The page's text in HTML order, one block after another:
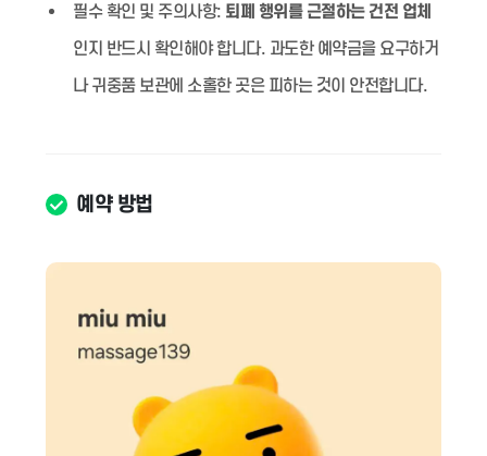
필수 확인 및 주의사항: 퇴폐 행위를 근절하는 건전 업체
인지 반드시 확인해야 합니다. 과도한 예약금을 요구하거
나 귀중품 보관에 소홀한 곳은 피하는 것이 안전합니다.
예약 방법